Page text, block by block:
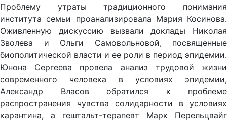
Проблему утраты традиционного понимания
института семьи проанализировала Мария Косинова.
Оживленную дискуссию вызвали доклады Николая
Зволева и Ольги Самовольновой, посвященные
биополитической власти и ее роли в период эпидемии.
Юнона Сергеева провела анализ трудовой жизни
современного человека в условиях эпидемии,
Александр Власов обратился к проблеме
распространения чувства солидарности в условиях
карантина, а гештальт-терапевт Марк Перельцвайг